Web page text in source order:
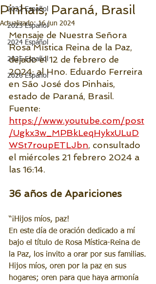
2022 Español
2023 Español
2024 Español
2025 Español
2026 Español
Pinhais, Paraná, Brasil
Actualizado:16 jun 2024
Mensaje de Nuestra Señora
Rosa Mística Reina de la Paz,
dejado el 12 de febrero de
2024; al Hno. Eduardo Ferreira
en São José dos Pinhais,
estado de Paraná, Brasil.
Fuente:
https://www.youtube.com/post
/Ugkx3w_MPBkLeqHykxULuD
WSt7roupETLJbn, consultado
el miércoles 21 febrero 2024 a
las 16:14.
36 años de Apariciones
“¡Hijos míos, paz!
En este día de oración dedicado a mí
bajo el título de Rosa Mística-Reina de
la Paz, los invito a orar por sus familias.
Hijos míos, oren por la paz en sus
hogares; oren para que haya armonía